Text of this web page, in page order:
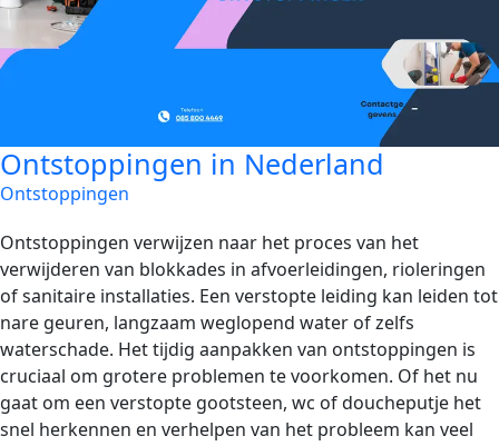
Ontstoppingen in Nederland
Ontstoppingen
Ontstoppingen verwijzen naar het proces van het
verwijderen van blokkades in afvoerleidingen, rioleringen
of sanitaire installaties. Een verstopte leiding kan leiden tot
nare geuren, langzaam weglopend water of zelfs
waterschade. Het tijdig aanpakken van ontstoppingen is
cruciaal om grotere problemen te voorkomen. Of het nu
gaat om een verstopte gootsteen, wc of doucheputje het
snel herkennen en verhelpen van het probleem kan veel